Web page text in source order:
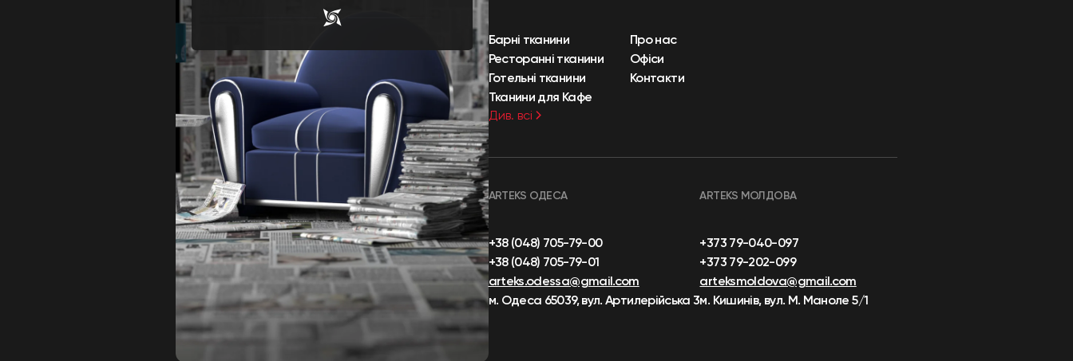
Барні тканини
Ресторанні тканини
Готельні тканини
Тканини для Кафе
Див. всі
Про нас
Офіси
Контакти
ARTEKS ОДЕСА
+38 (048) 705-79-00
+38 (048) 705-79-01
arteks.odessa@gmail.com
м. Одеса 65039, вул. Артилерійська 3
ARTEKS МОЛДОВА
+373 79-040-097
+373 79-202-099
arteksmoldova@gmail.com
м. Кишинів, вул. М. Маноле 5/1